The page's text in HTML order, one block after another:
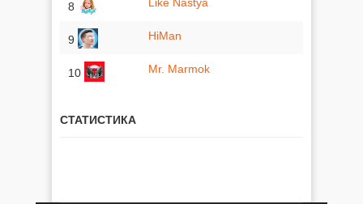
8 Like Nastya
9 HiMan
10 Mr. Marmok
СТАТИСТИКА